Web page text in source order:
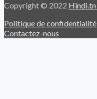
Copyright © 2022 Hindi.tn
Politique de confidentialité
Contactez-nous